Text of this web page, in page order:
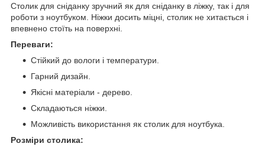
Столик для сніданку зручний як для сніданку в ліжку, так і для
роботи з ноутбуком. Ніжки досить міцні, столик не хитається і
впевнено стоїть на поверхні.
Переваги:
Стійкий до вологи і температури.
Гарний дизайн.
Якісні матеріали - дерево.
Складаються ніжки.
Можливість використання як столик для ноутбука.
Розміри столика: